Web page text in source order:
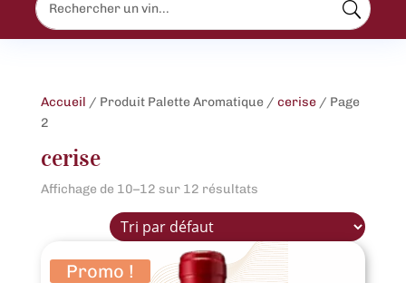
Accueil / Produit Palette Aromatique / cerise/ Page
2
cerise
Affichage de 10–12 sur 12 résultats
Promo !